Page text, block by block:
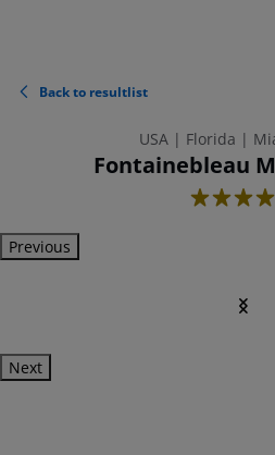
Back to resultlist
USA | Florida |
Fontainebleau
5
Previous
Next